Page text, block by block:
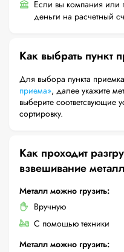
Если вы компания или
деньги на расчетный
Как выбрать пункт
Для выбора пункта
приема», далее укажите
выберите соответсвующие услуги и интересующую Вас
сортировку.
Как проходит
взвешивание
Металл можно грузить:
Вручную
С помощью техники
Металл можно грузить: